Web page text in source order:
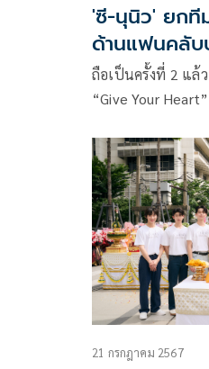
'ซี-นุนิว' ยกที
ด้านแฟนคลับ
ถือเป็นครั้งที่ 2 แล้
“Give Your
ชีวิต ผลัดเปลี่ยนห
พร้อมทั้งมีการประ
21 กรกฎาคม 2567